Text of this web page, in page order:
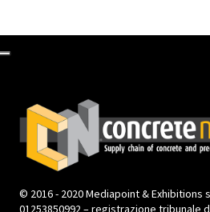
© 2016 - 2020 Mediapoint & Exhibitions
01253850992 – registrazione tribunale